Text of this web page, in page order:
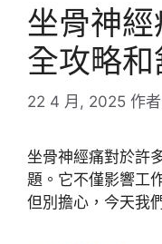
坐骨神
全攻略和
22 4 月, 2025 作
坐骨神經痛對於許
題。它不僅影響工
但別擔心，今天我